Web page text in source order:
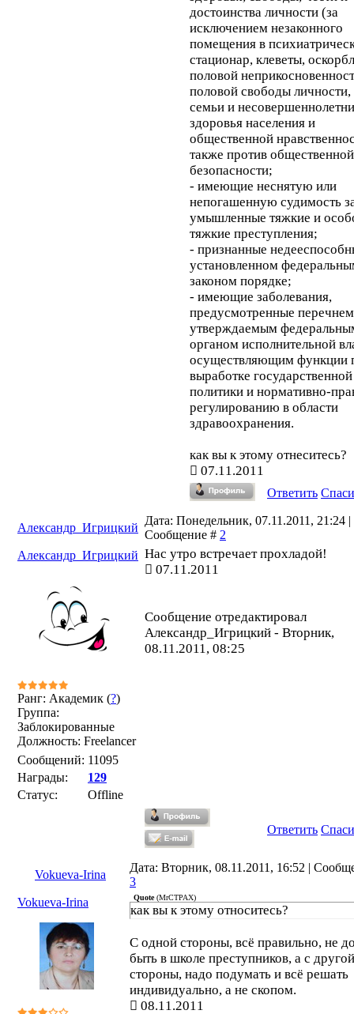
достоинства личности (за
исключением незаконного
помещения в
стационар, клеветы,
половой
половой свободы личности,
семьи и
здоровья населения и
общественной
также против общественной
безопасности;
- имеющие неснятую или
непогашенную судимость
умышленные тяжкие и
тяжкие преступления;
- признанные
установленном
законом порядке;
- имеющие заболевания,
предусмотренные
утверждаемым
органом исполнительной
осуществляющим функции
выработке государственной
политики и нормативно-
регулированию в области
здравоохранения.
как вы к этому отнеситесь?
07.11.2011
Ответить
Александр_Игрицкий
Дата: Понедельник, 07.11.2011, 21:24 |
Сообщение # 2
Александр_Игрицкий
Ранг: Академик (?)
Группа:
Заблокированные
Должность: Freelancer
Сообщений: 11095
Награды:
129
Статус:
Offline
Нас утро встречает прохладой!
07.11.2011
Сообщение отредактировал
Александр_Игрицкий - Вторник,
08.11.2011, 08:25
Ответить
Vokueva-Irina
Дата: Вторник, 08.11.2011, 16:52 |
3
Vokueva-Irina
Quote(MrCTPAX)
как вы к этому относитесь?
С одной стороны, всё правильно, не
быть в школе преступников, а с другой
стороны, надо подумать и всё решать
индивидуально, а не скопом.
08.11.2011